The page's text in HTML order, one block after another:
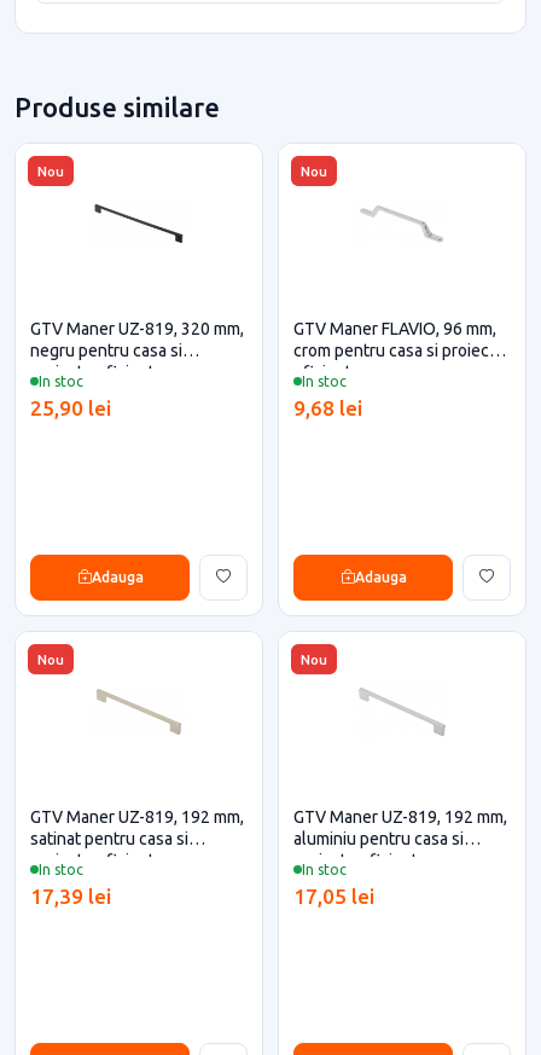
Produse similare
Nou
In stoc
GTV Maner UZ-819, 320 mm,
negru pentru casa si
proiecte eficiente
25,90 lei
Adauga
Nou
In stoc
GTV Maner FLAVIO, 96 mm,
crom pentru casa si proiecte
eficiente
9,68 lei
Adauga
Nou
In stoc
GTV Maner UZ-819, 192 mm,
satinat pentru casa si
proiecte eficiente
17,39 lei
Nou
In stoc
GTV Maner UZ-819, 192 mm,
aluminiu pentru casa si
proiecte eficiente
17,05 lei